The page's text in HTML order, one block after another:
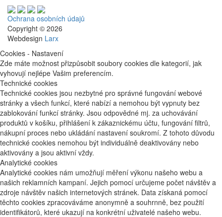
Ochrana osobních údajů
Copyright © 2026
Webdesign Larx
Cookies - Nastavení
Zde máte možnost přizpůsobit soubory cookies dle kategorií, jak
vyhovují nejlépe Vašim preferencím.
Technické cookies
Technické cookies jsou nezbytné pro správné fungování webové
stránky a všech funkcí, které nabízí a nemohou být vypnuty bez
zablokování funkcí stránky. Jsou odpovědné mj. za uchovávání
produktů v košíku, přihlášení k zákaznickému účtu, fungování filtrů,
nákupní proces nebo ukládání nastavení soukromí. Z tohoto důvodu
technické cookies nemohou být individuálně deaktivovány nebo
aktivovány a jsou aktivní vždy.
Analytické cookies
Analytické cookies nám umožňují měření výkonu našeho webu a
našich reklamních kampaní. Jejich pomocí určujeme počet návštěv a
zdroje návštěv našich internetových stránek. Data získaná pomocí
těchto cookies zpracováváme anonymně a souhrnně, bez použití
identifikátorů, které ukazují na konkrétní uživatelé našeho webu.